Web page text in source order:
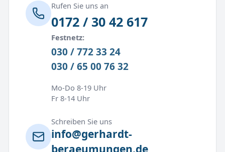
Rufen Sie uns an
0172 / 30 42 617
Festnetz:
030 / 772 33 24
030 / 65 00 76 32
Mo-Do 8-19 Uhr
Fr 8-14 Uhr
Schreiben Sie uns
info@gerhardt-
beraeumungen.de